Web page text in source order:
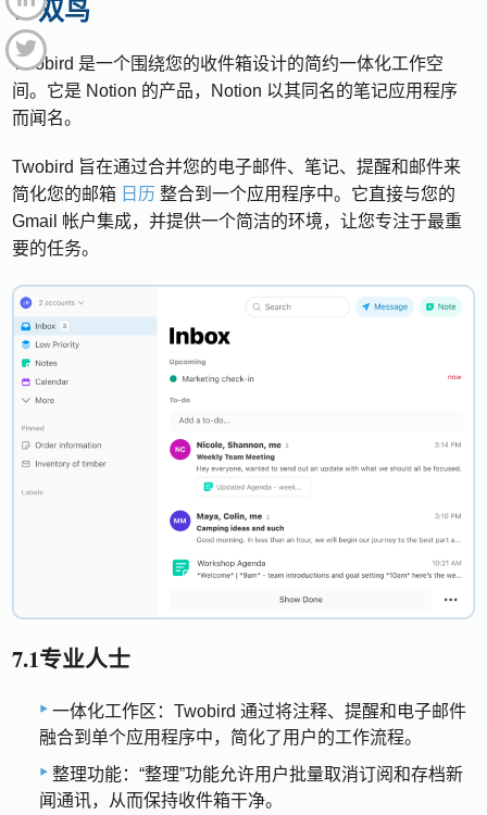
7. 双鸟
Twobird 是一个围绕您的收件箱设计的简约一体化工作空
间。它是 Notion 的产品，Notion 以其同名的笔记应用程序
而闻名。
Twobird 旨在通过合并您的电子邮件、笔记、提醒和邮件来
简化您的邮箱 日历 整合到一个应用程序中。它直接与您的
Gmail 帐户集成，并提供一个简洁的环境，让您专注于最重
要的任务。
7.1专业人士
一体化工作区：Twobird 通过将注释、提醒和电子邮件
融合到单个应用程序中，简化了用户的工作流程。
整理功能：“整理”功能允许用户批量取消订阅和存档新
闻通讯，从而保持收件箱干净。